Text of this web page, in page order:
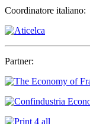
Coordinatore italiano:
Partner: